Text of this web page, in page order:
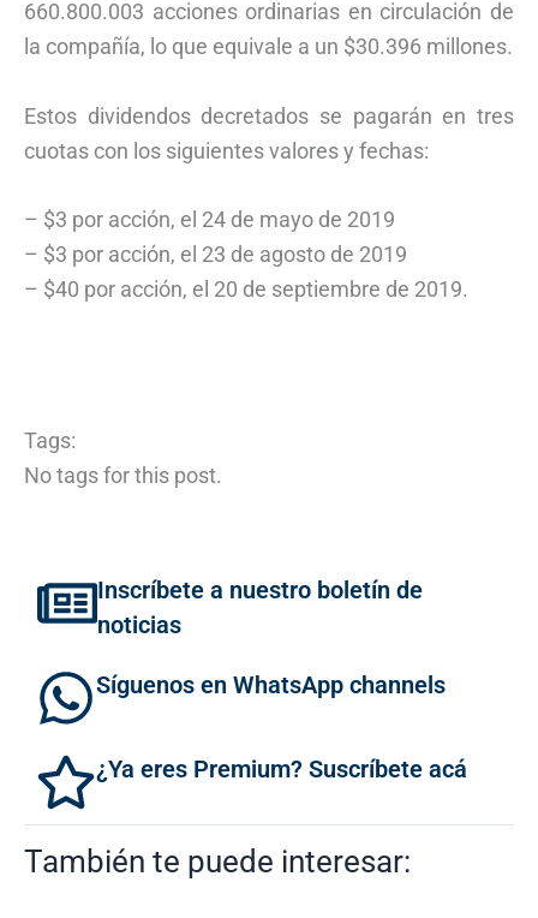
660.800.003 acciones ordinarias en circulación de
la compañía, lo que equivale a un $30.396 millones.
Estos dividendos decretados se pagarán en tres
cuotas con los siguientes valores y fechas:
– $3 por acción, el 24 de mayo de 2019
– $3 por acción, el 23 de agosto de 2019
– $40 por acción, el 20 de septiembre de 2019.
Tags:
No tags for this post.
Inscríbete a nuestro boletín de
noticias
Síguenos en WhatsApp channels
¿Ya eres Premium? Suscríbete acá
También te puede interesar: